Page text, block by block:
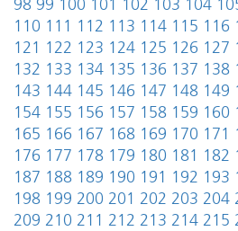
98 99 100 101 102 103 104
110 111 112 113 114 115 116
121 122 123 124 125 126 127
132 133 134 135 136 137 138
143 144 145 146 147 148 149
154 155 156 157 158 159 160
165 166 167 168 169 170 171
176 177 178 179 180 181 182
187 188 189 190 191 192 193
198 199 200 201 202 203 204
209 210 211 212 213 214 215